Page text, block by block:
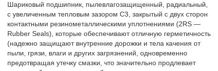
Шариковый подшипник, пылевлагозащищенный, радиальный,
с увеличенным тепловым зазором C3, закрытый с двух сторон
контактными резинометаллическими уплотнениями (2RS —
Rubber Seals), которые обеспечивают отличную герметичность
(надежно защищают внутренние дорожки и тела качения от
пыли, грязи, влаги и других загрязнений, одновременно
предотвращая утечку смазки, что значительно продлевает